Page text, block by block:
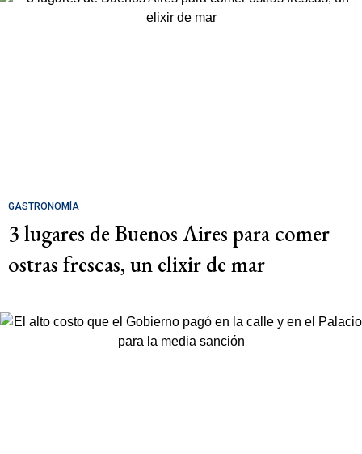
GASTRONOMÍA
3 lugares de Buenos Aires para comer
ostras frescas, un elixir de mar